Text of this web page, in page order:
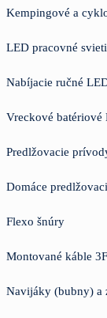
Kempingové a
LED pracovné
Nabíjacie ručné
Vreckové batériové
Predlžovacie
Domáce
Flexo šnúry
Montované káble
Navijáky (bubny) a